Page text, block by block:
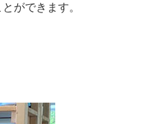
ができます。